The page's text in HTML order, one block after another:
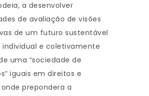
a desenvolver
de avaliação de visões
de um futuro sustentável
individual e coletivamente
uma “sociedade de
iguais em direitos e
prepondera a